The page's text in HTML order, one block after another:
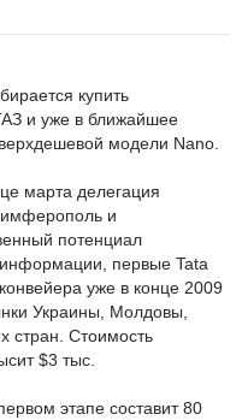
купить
и уже в ближайшее
модели Nano.
марта делегация
и
потенциал
первые Tata
уже в конце 2009
Украины, Молдовы,
стран. Стоимость
$3 тыс.
этапе составит 80